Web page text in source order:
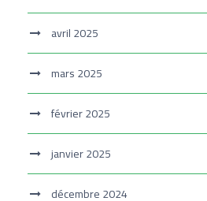
avril 2025
mars 2025
février 2025
janvier 2025
décembre 2024